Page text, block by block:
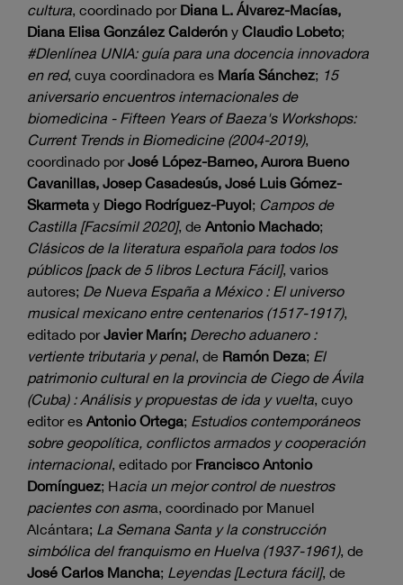
cultura, coordinado por Diana L. Álvarez-Macías,
Diana Elisa González Calderón y Claudio Lobeto;
#DIenlínea UNIA: guía para una docencia innovadora
en red, cuya coordinadora es María Sánchez; 15
aniversario encuentros internacionales de
biomedicina - Fifteen Years of Baeza's Workshops:
Current Trends in Biomedicine (2004-2019),
coordinado porJosé López-Barneo, Aurora Bueno
Cavanillas, Josep Casadesús, José Luis Gómez-
Skarmeta y Diego Rodríguez-Puyol; Campos de
Castilla [Facsímil 2020], de Antonio Machado;
Clásicos de la literatura española para todos los
públicos [pack de 5 libros Lectura Fácil], varios
autores; De Nueva España a México : El universo
musical mexicano entre centenarios (1517-1917),
editado porJavier Marín; Derecho aduanero :
vertiente tributaria y penal, de Ramón Deza; El
patrimonio cultural en la provincia de Ciego de Ávila
(Cuba) : Análisis y propuestas de ida y vuelta, cuyo
editor es Antonio Ortega; Estudios contemporáneos
sobre geopolítica, conflictos armados y cooperación
internacional, editado por Francisco Antonio
Domínguez; Hacia un mejor control de nuestros
pacientes con asma, coordinado por Manuel
Alcántara; La Semana Santa y la construcción
simbólica del franquismo en Huelva (1937-1961), de
José Carlos Mancha; Leyendas [Lectura fácil], de